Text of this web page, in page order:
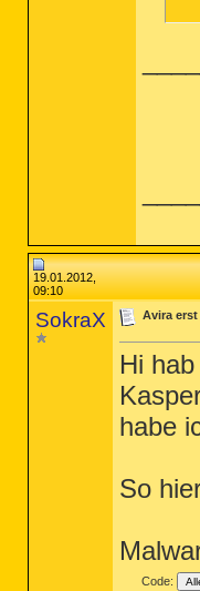
19.01.2012,
09:10
SokraX Avira
Hi
habe
So
Code: